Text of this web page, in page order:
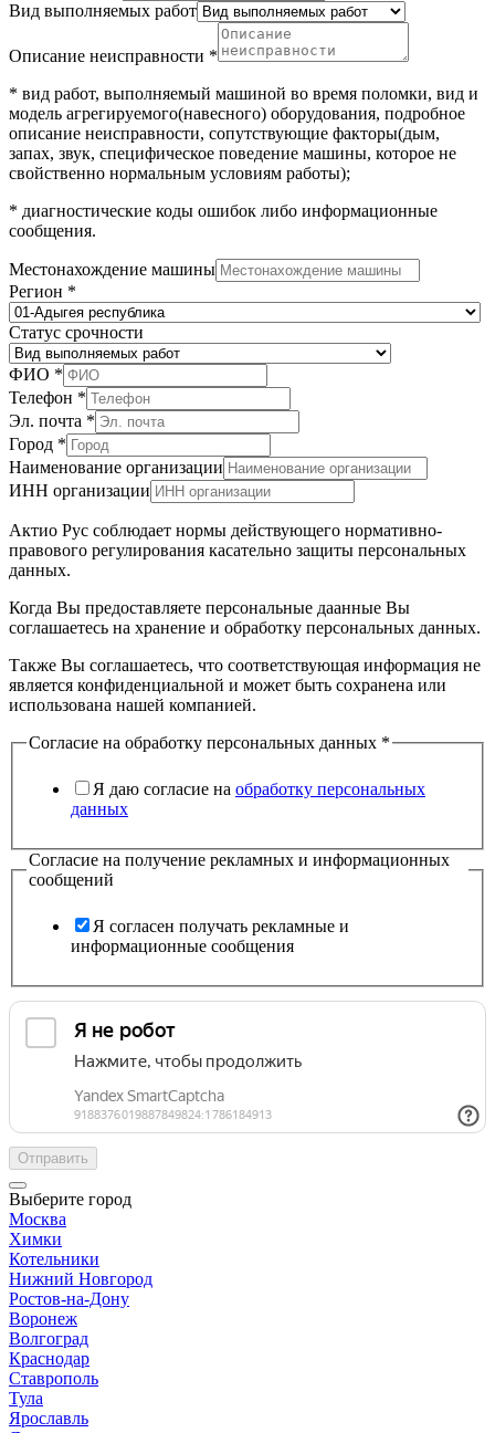
Вид выполняемых работ
Описание неисправности *
* вид работ, выполняемый машиной во время поломки, вид и
модель агрегируемого(навесного) оборудования, подробное
описание неисправности, сопутствующие факторы(дым,
запах, звук, специфическое поведение машины, которое не
свойственно нормальным условиям работы);
* диагностические коды ошибок либо информационные
сообщения.
Местонахождение машины
Регион *
Статус срочности
ФИО *
Телефон *
Эл. почта *
Город *
Наименование организации
ИНН организации
Актио Рус соблюдает нормы действующего нормативно-
правового регулирования касательно защиты персональных
данных.
Когда Вы предоставляете персональные даанные Вы
соглашаетесь на хранение и обработку персональных данных.
Также Вы соглашаетесь, что соответствующая информация не
является конфиденциальной и может быть сохранена или
использована нашей компанией.
Согласие на обработку персональных данных *
Я даю согласие на обработку персональных
данных
Согласие на получение рекламных и информационных
сообщений
Я согласен получать рекламные и
информационные сообщения
Отправить
Выберите город
Москва
Химки
Котельники
Нижний Новгород
Ростов-на-Дону
Воронеж
Волгоград
Краснодар
Ставрополь
Тула
Ярославль